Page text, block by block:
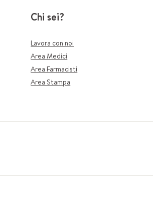
Chi sei?
Lavora con noi
Area Medici
Area Farmacisti
Area Stampa